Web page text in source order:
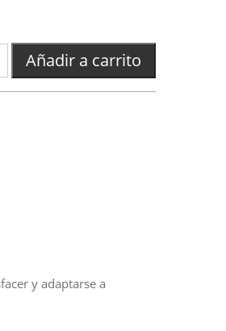
Añadir a carrito
y adaptarse a